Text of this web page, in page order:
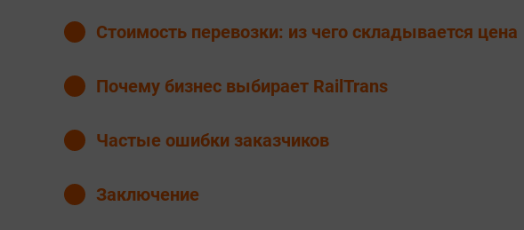
Стоимость перевозки: из чего складывается цена
Почему бизнес выбирает RailTrans
Частые ошибки заказчиков
Заключение